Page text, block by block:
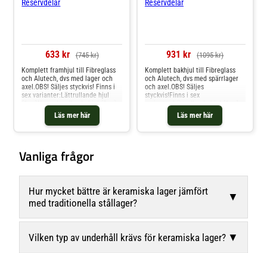
633 kr (745 kr)
Läs mer här
Komplett framhjul till Fibreglass
och Alutech, dvs med lager och
axel.OBS! Säljes styckvis! Finns i
sex varianter:Lättrullande hjul
(1:or)Normalt rullande hjul (2:or) -
vanligaste valet vid träningTrögt
rullande hjul (3:or)Extra trögt
rullande hjul (4:or)Racinghjul 76A
keramiska lager (RCC) - extrem
tävling
931 kr (1095 kr)
Läs mer här
Komplett bakhjul till Fibreglass
och Alutech, dvs med spärrlager
och axel.OBS! Säljes
styckvis!Finns i sex
varianter:Lättrullande hjul (1:or)
(OBS! Slut hos Swenor, osäker
leveranstid)Normalt rullande hjul
(2:or) - vanligaste valet vid
tävling
Vanliga frågor
Hur mycket bättre är keramiska lager jämfört
med traditionella stållager?
▼
Vilken typ av underhåll krävs för keramiska lager? ▼